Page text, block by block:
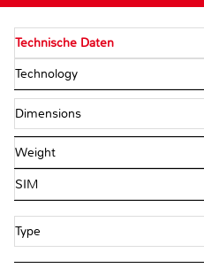
Technische Daten
Technology
Dimensions
Weight
SIM
Type